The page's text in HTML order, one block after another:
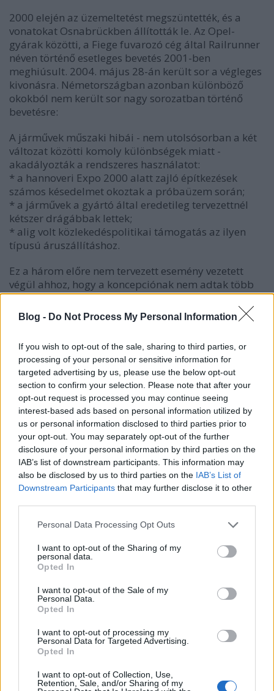
Blog - Do Not Process My Personal Information
If you wish to opt-out of the sale, sharing to third parties, or
processing of your personal or sensitive information for
targeted advertising by us, please use the below opt-out
section to confirm your selection. Please note that after your
opt-out request is processed you may continue seeing
interest-based ads based on personal information utilized by
us or personal information disclosed to third parties prior to
your opt-out. You may separately opt-out of the further
disclosure of your personal information by third parties on the
IAB’s list of downstream participants. This information may
also be disclosed by us to third parties on the IAB’s List of
Downstream Participants that may further disclose it to other
Please note that this website/app uses one or more Google
not limited to your visit or usage behaviour. You may click to
grant or deny consent to Google and its third-party tags to
use your data for below specified purposes in below Google
consent section.
Personal Data Processing Opt Outs
I want to opt-out of the Sharing of my
personal data.
Opted In
I want to opt-out of the Sale of my
Personal Data.
Opted In
I want to opt-out of processing my
Personal Data for Targeted Advertising.
Opted In
I want to opt-out of Collection, Use,
Retention, Sale, and/or Sharing of my
2000 elején az üzemeltetést megszüntették, és a
vonatokat Osnabrückben állították le. Az Opel-
gyárak közötti, a Fiege fuvarozó cég által Railrunner
néven történő esetleges bevetés 2001-ben
meghiúsult. 2004. május 28-án került sor a végleges
kivonásra. Németországban azonban különböző
okokból nem került sor nagy sorozatban történő
bevetésre:
A járművek műszaki hibái - nem utolsósorban a két
változat közötti komoly különbségek miatt -
akadályozták a rendszeres használatot:
* a hannoveri Expo 2000 alatt zajló építkezések
számos késedelmet okoztak a próbaüzem során;
* a járművek a gyártó által eredetileg tervezettnél
kétszer drágábbak lettek;
* alig volt közlekedéspolitikai támogatás az ilyen
típusú áruszállításhoz.
Ez a három előre nem tervezett esemény vezetett
végül ahhoz, hogy a koncepciónak nem adtak több
időt, hogy bizonyíthasson.
Ezek mellett pedig a Deutsche Bahn a tesztidőszak
távolsági megoldások javára.
Későbbi sorsuk
A járművek, mivel egyenként akár öt 40 láb hosszú
konténert is tudtak szállítani, remek alapot
nyújtottak olyan megoldások számára, ahol a
speciális berendezéseket egy másik gyártó egy
konténerben képes volt elhelyezni. Az így elkészült
konténereket csak a járművekre kellett helyezni és
már kész is volt a különleges feladatokra alkalmas
szerelvény!
Railogistics Cargo-Pendelzug a Jura-vasútvonalon